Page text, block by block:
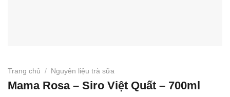
Trang chủ / Nguyên liệu trà sữa
Mama Rosa – Siro Việt Quất – 700ml